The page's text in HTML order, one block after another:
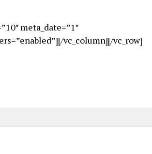
meta_date=”1″
vc_column][/vc_row]